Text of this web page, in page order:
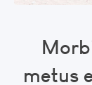
metus